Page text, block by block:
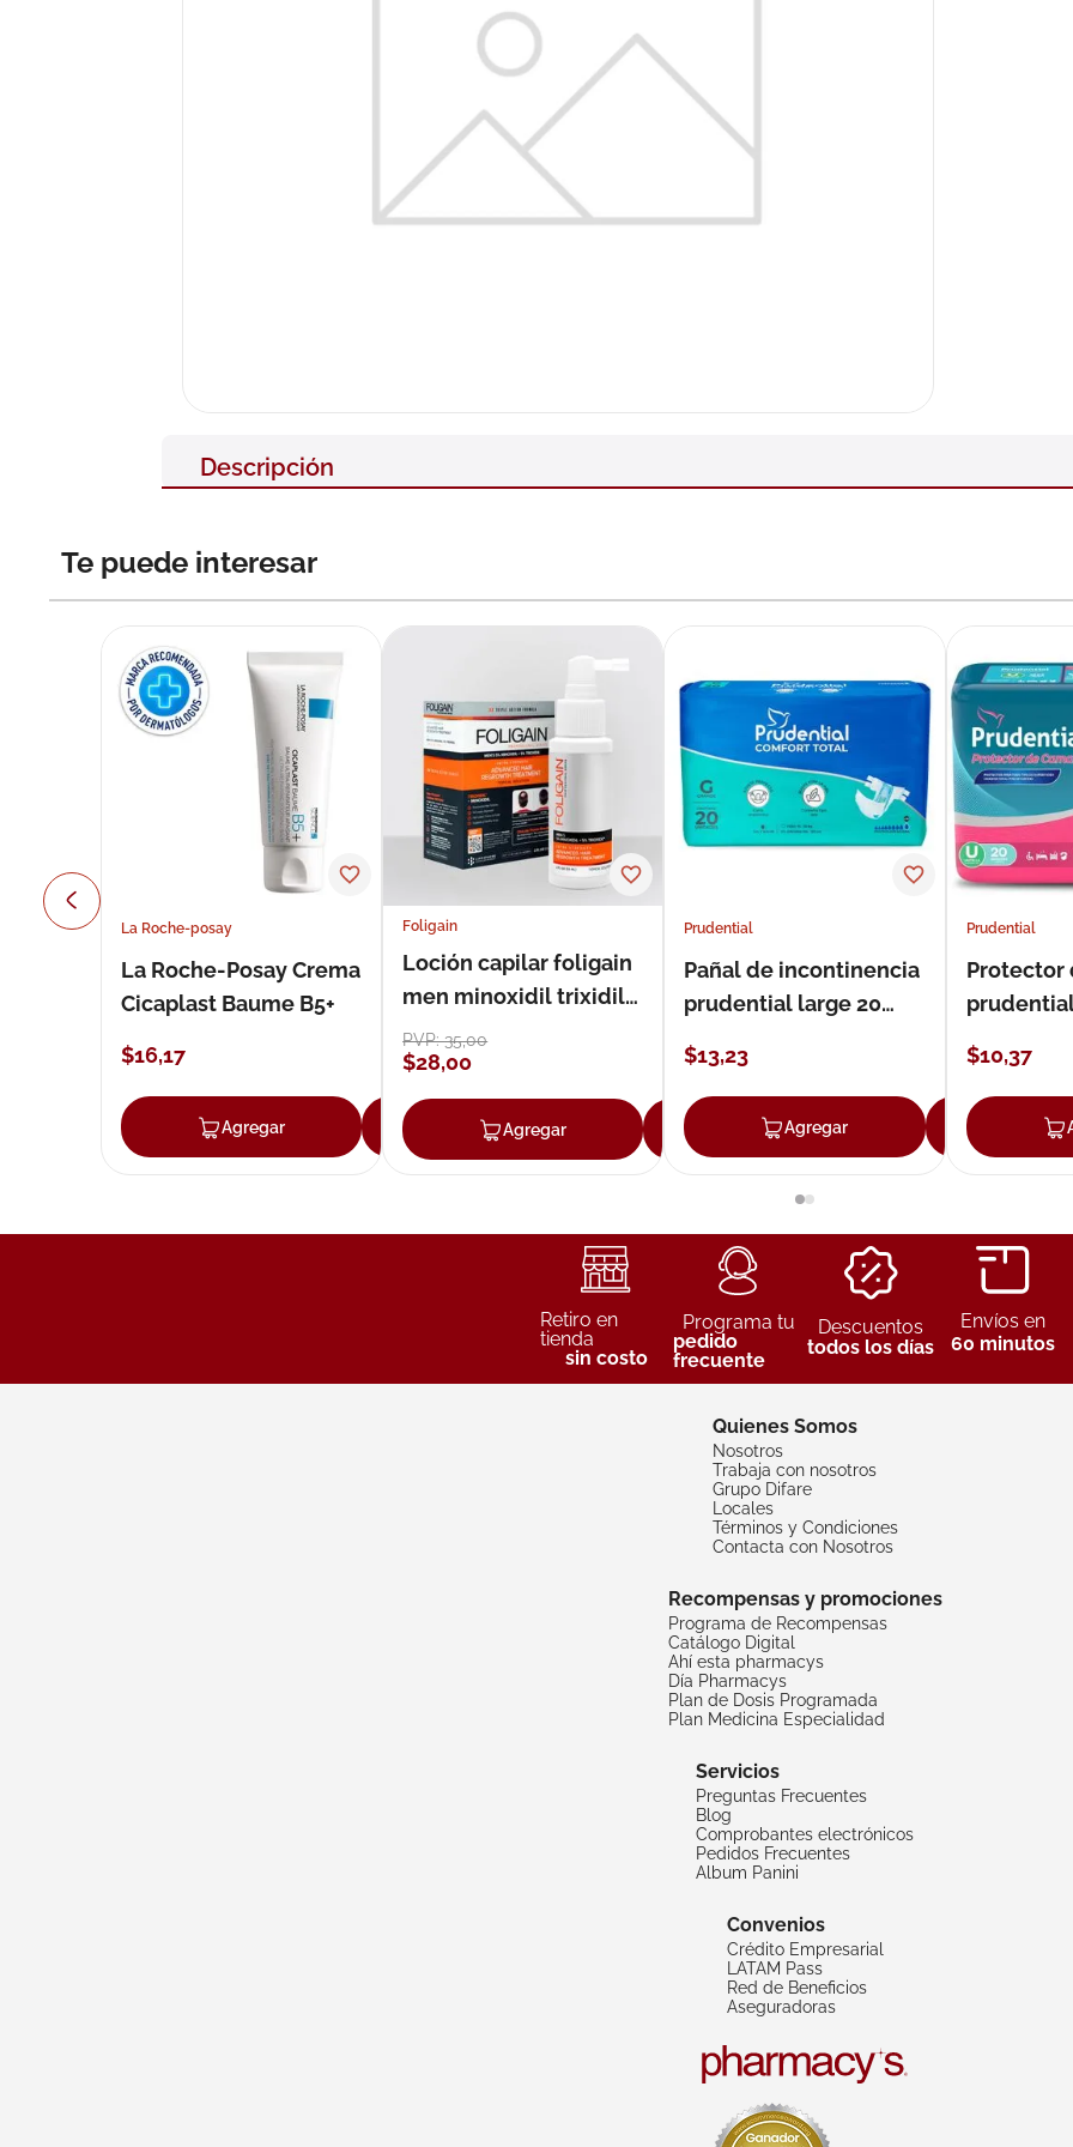
Descripción
Te puede interesar
La Roche-posay
La Roche-Posay Crema
Cicaplast Baume B5+
$16,17
Agregar Agregar
Foligain
Loción capilar foligain
men minoxidil trixidil
loción 59 ml
PVP:35,00
$28,00
Agregar Agregar
Prudential
Pañal de incontinencia
prudential large 20
$13,23
Agregar
Prudential
Protector
$10,37
Retiro en
tienda
sin costo
Programa tu
pedido
frecuente
Descuentos
todos los días
Envíos en
60 minutos
Quienes Somos
Nosotros
Trabaja con nosotros
Grupo Difare
Locales
Términos y Condiciones
Contacta con Nosotros
Recompensas y promociones
Programa de Recompensas
Catálogo Digital
Ahí esta pharmacys
Día Pharmacys
Plan de Dosis Programada
Plan Medicina Especialidad
Servicios
Preguntas Frecuentes
Blog
Comprobantes electrónicos
Pedidos Frecuentes
Album Panini
Convenios
Crédito Empresarial
LATAM Pass
Red de Beneficios
Aseguradoras
nivea